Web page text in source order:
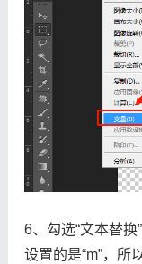
6、勾选“文本替
设置的是“m”，所